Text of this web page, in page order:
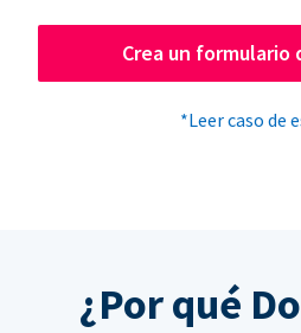
Crea un formulario
*Leer caso de
¿Por qué